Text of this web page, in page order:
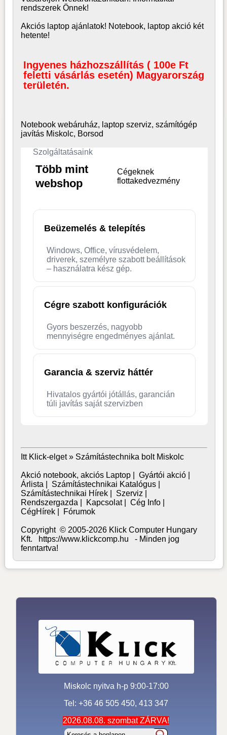
rendszerek Önnek!
Akciós laptop ajánlatok! Notebook, laptop akció két
hetente!
Ingyenes házhozszállítás ( 100e Ft
feletti vásárlás esetén) Magyarország
területén.
Notebook webáruház, laptop szerviz, számítógép
javítás Miskolc, Borsod
Szolgáltatásaink
Több mint
webshop
Cégeknek
flottakedvezmény
Beüzemelés & telepítés
Windows, Office, vírusvédelem,
driverek, személyre szabott beállítások
– használatra kész gép.
Cégre szabott konfigurációk
Gyors beszerzés, nagyobb
mennyiségre engedményes ajánlat.
Garancia & szerviz háttér
Hivatalos gyártói jótállás, garancián
túli javítás saját szervizben
Itt Klick-elget » Számítástechnika bolt Miskolc
Akció notebook, akciós Laptop| Gyártói akció|
Árlista
Számítástechnikai Katalógus|
Számítástechnikai Hírek| Szerviz
Rendszergazda
Kapcsolat| Cég Info|
CégHírek| Fórumok
Copyright © 2005-2026 Klick Computer Hungary
Kft. https://www.klickcomp.hu - Minden jog
fenntartva!
Miskolc nyitva h-p 9:00-17:00
Tel: +36 46 505 450, 413 347
2026.08.08. szombat ZÁRVA!